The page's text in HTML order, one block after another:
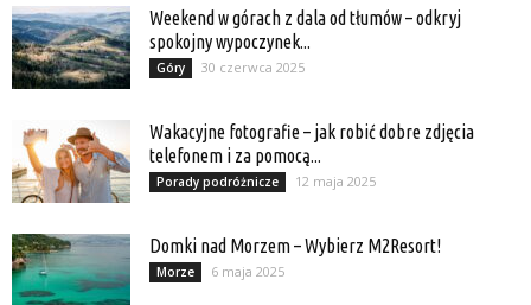
Weekend w górach z dala od tłumów – odkryj
spokojny wypoczynek...
Góry 30 czerwca 2025
Wakacyjne fotografie – jak robić dobre zdjęcia
telefonem i za pomocą...
Porady podróżnicze 12 maja 2025
Domki nad Morzem – Wybierz M2Resort!
Morze 6 maja 2025